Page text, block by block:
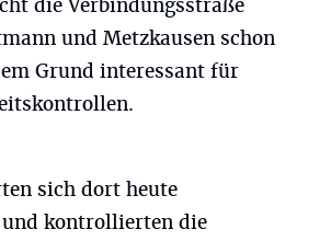
die Verbindungsstraße
und Metzkausen schon
Grund interessant für
sich dort heute
und kontrollierten die